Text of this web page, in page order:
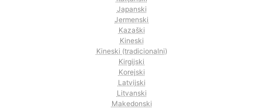
Japanski
Jermenski
Kazaški
Kineski
Kineski (tradicionalni)
Kirgijski
Korejski
Latvijski
Litvanski
Makedonski